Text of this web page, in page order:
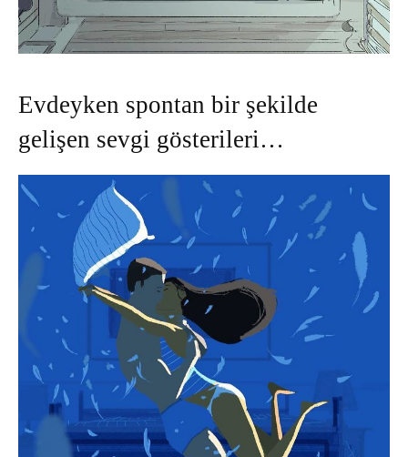
Evdeyken spontan bir şekilde
gelişen sevgi gösterileri…